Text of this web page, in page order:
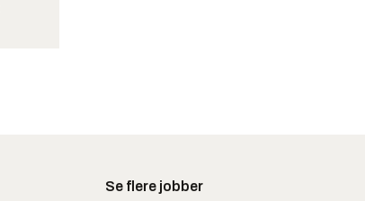
Se flere jobber